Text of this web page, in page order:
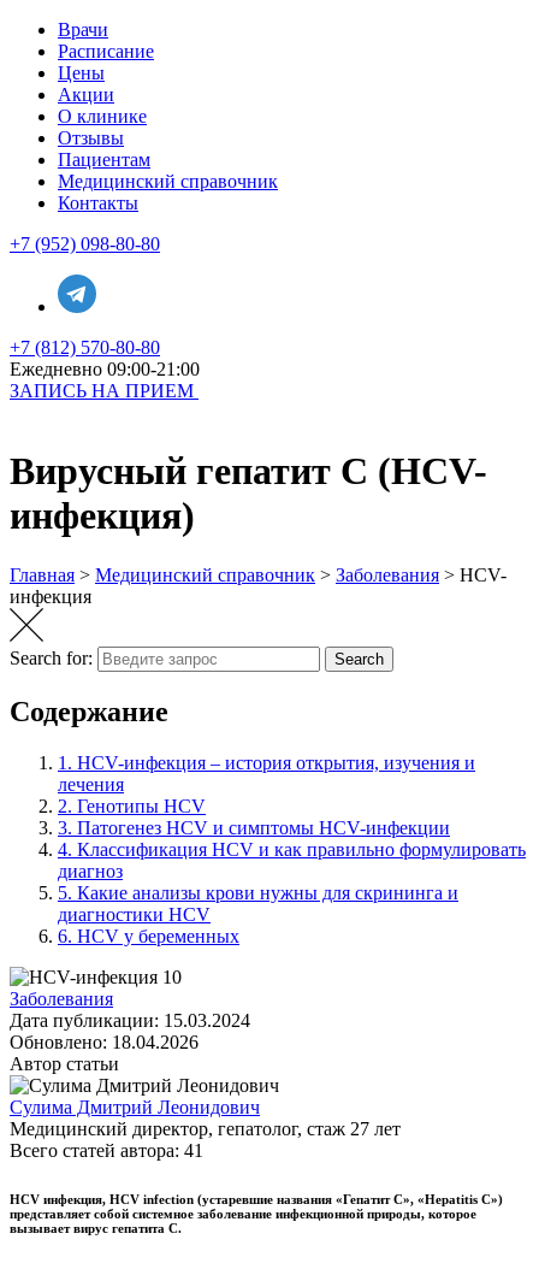
Врачи
Расписание
Цены
Акции
О клинике
Отзывы
Пациентам
Медицинский справочник
Контакты
+7 (952) 098-80-80
+7 (812) 570-80-80
Ежедневно 09:00-21:00
ЗАПИСЬ НА ПРИЕМ
Вирусный гепатит C (HCV-
инфекция)
Главная > Медицинский справочник > Заболевания > HCV-
инфекция
Search for: Search
Содержание
1. HCV-инфекция – история открытия, изучения и
лечения
2. Генотипы HCV
3. Патогенез HCV и симптомы HCV-инфекции
4. Классификация HCV и как правильно формулировать
диагноз
5. Какие анализы крови нужны для скрининга и
диагностики HCV
6. HCV у беременных
Заболевания
Дата публикации: 15.03.2024
Обновлено: 18.04.2026
Автор статьи
Сулима Дмитрий Леонидович
Медицинский директор, гепатолог, стаж 27 лет
Всего статей автора: 41
HCV инфекция, HCV infection (устаревшие названия «Гепатит С», «Hepatitis C»)
представляет собой системное заболевание инфекционной природы, которое
вызывает вирус гепатита С.